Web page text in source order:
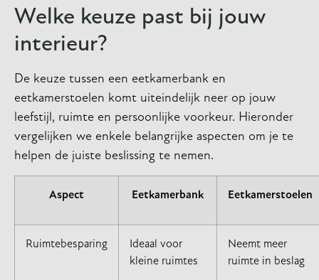
Welke keuze past bij jouw
interieur?
De keuze tussen een eetkamerbank en
eetkamerstoelen komt uiteindelijk neer op jouw
leefstijl, ruimte en persoonlijke voorkeur. Hieronder
vergelijken we enkele belangrijke aspecten om je te
helpen de juiste beslissing te nemen.
Aspect Eetkamerbank Eetkamerstoelen
Ruimtebesparing
Ideaal voor
kleine ruimtes
Neemt meer
ruimte in beslag